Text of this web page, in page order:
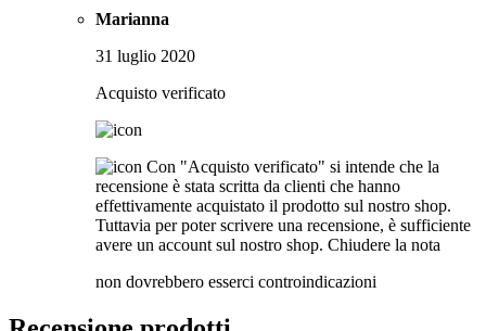
Marianna
31 luglio 2020
Acquisto verificato
Con "Acquisto verificato" si intende che la
recensione è stata scritta da clienti che hanno
effettivamente acquistato il prodotto sul nostro shop.
Tuttavia per poter scrivere una recensione, è sufficiente
avere un account sul nostro shop. Chiudere la nota
non dovrebbero esserci controindicazioni